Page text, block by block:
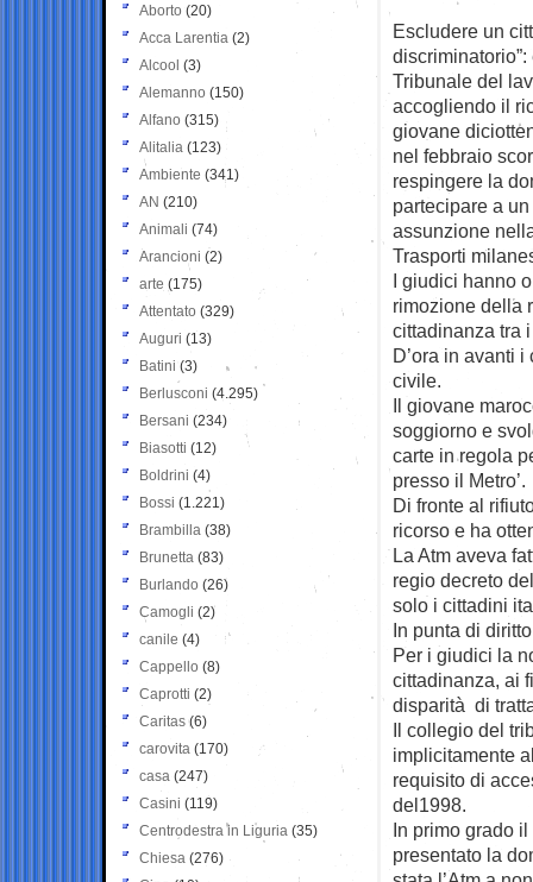
Escludere un
Tribunale del
accogliendo il
giovane
nel febbraio
respingere la
partecipare a
assunzione
Trasporti
I giudici hanno
rimozione della
cittadinanza tra
D’ora in avanti
civile.
Il giovane
soggiorno e
carte in regola
presso il Metro’.
Di fronte al
ricorso e ha
La Atm aveva
regio decreto
solo i cittadini
In punta di
Per i giudici la
cittadinanza, ai
disparità di
Il collegio del
implicitamente
requisito di
del1998.
In primo grado
presentato la
Aborto (20)
Acca Larentia (2)
Alcool (3)
Alemanno (150)
Alfano (315)
Alitalia (123)
Ambiente (341)
AN (210)
Animali (74)
Arancioni (2)
arte (175)
Attentato (329)
Auguri (13)
Batini (3)
Berlusconi (4.295)
Bersani (234)
Biasotti (12)
Boldrini (4)
Bossi (1.221)
Brambilla (38)
Brunetta (83)
Burlando (26)
Camogli (2)
canile (4)
Cappello (8)
Caprotti (2)
Caritas (6)
carovita (170)
casa (247)
Casini (119)
Centrodestra in Liguria (35)
Chiesa (276)